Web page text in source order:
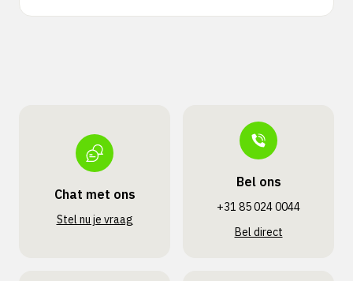
Chat met ons
Stel nu je vraag
Bel ons
+31 85 024 0044
Bel direct